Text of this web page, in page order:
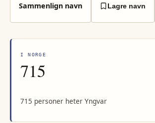
Sammenlign navn Lagre navn
I NORGE
715
715 personer heter Yngvar